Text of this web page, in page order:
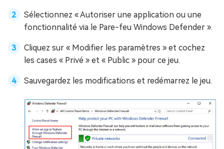
Sélectionnez « Autoriser une application ou une
fonctionnalité via le Pare-feu Windows Defender ».
Cliquez sur « Modifier les paramètres » et cochez
les cases « Privé » et « Public » pour ce jeu.
Sauvegardez les modifications et redémarrez le jeu.